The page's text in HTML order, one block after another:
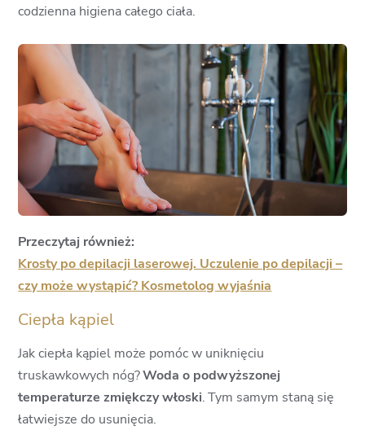
codzienna higiena całego ciała.
Przeczytaj również:
Krosty po depilacji laserowej. Uczulenie po depilacji –
czy może wystąpić? Kosmetolog wyjaśnia
Ciepła kąpiel
Jak ciepła kąpiel może pomóc w uniknięciu
truskawkowych nóg?Woda o podwyższonej
temperaturze zmiękczy włoski. Tym samym staną się
łatwiejsze do usunięcia.